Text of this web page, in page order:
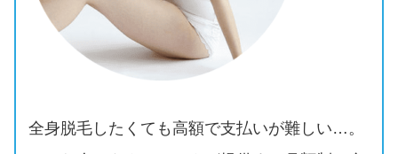
全身脱毛したくても高額で支払いが難しい…。